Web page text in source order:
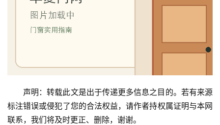
大
门
声明：转载此文是出于传递更多信息之目的。若有来源
标注错误或侵犯了您的合法权益，请作者持权属证明与本网
联系，我们将及时更正、删除，谢谢。